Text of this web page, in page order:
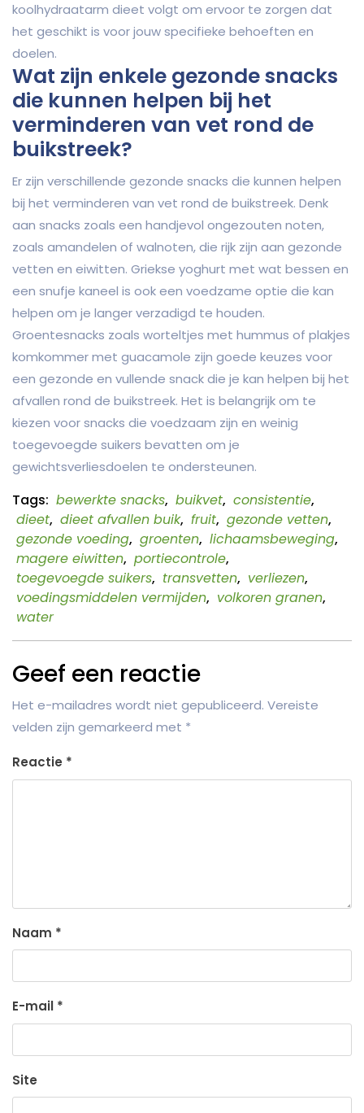
koolhydraatarm dieet volgt om ervoor te zorgen dat
het geschikt is voor jouw specifieke behoeften en
doelen.
Wat zijn enkele gezonde snacks
die kunnen helpen bij het
verminderen van vet rond de
buikstreek?
Er zijn verschillende gezonde snacks die kunnen helpen
bij het verminderen van vet rond de buikstreek. Denk
aan snacks zoals een handjevol ongezouten noten,
zoals amandelen of walnoten, die rijk zijn aan gezonde
vetten en eiwitten. Griekse yoghurt met wat bessen en
een snufje kaneel is ook een voedzame optie die kan
helpen om je langer verzadigd te houden.
Groentesnacks zoals worteltjes met hummus of plakjes
komkommer met guacamole zijn goede keuzes voor
een gezonde en vullende snack die je kan helpen bij het
afvallen rond de buikstreek. Het is belangrijk om te
kiezen voor snacks die voedzaam zijn en weinig
toegevoegde suikers bevatten om je
gewichtsverliesdoelen te ondersteunen.
Tags: bewerkte snacks, buikvet, consistentie,
dieet, dieet afvallen buik, fruit, gezonde vetten,
gezonde voeding, groenten, lichaamsbeweging,
magere eiwitten, portiecontrole,
toegevoegde suikers, transvetten, verliezen,
voedingsmiddelen vermijden, volkoren granen,
water
Geef een reactie
Het e-mailadres wordt niet gepubliceerd. Vereiste
velden zijn gemarkeerd met *
Reactie *
Naam *
E-mail *
Site